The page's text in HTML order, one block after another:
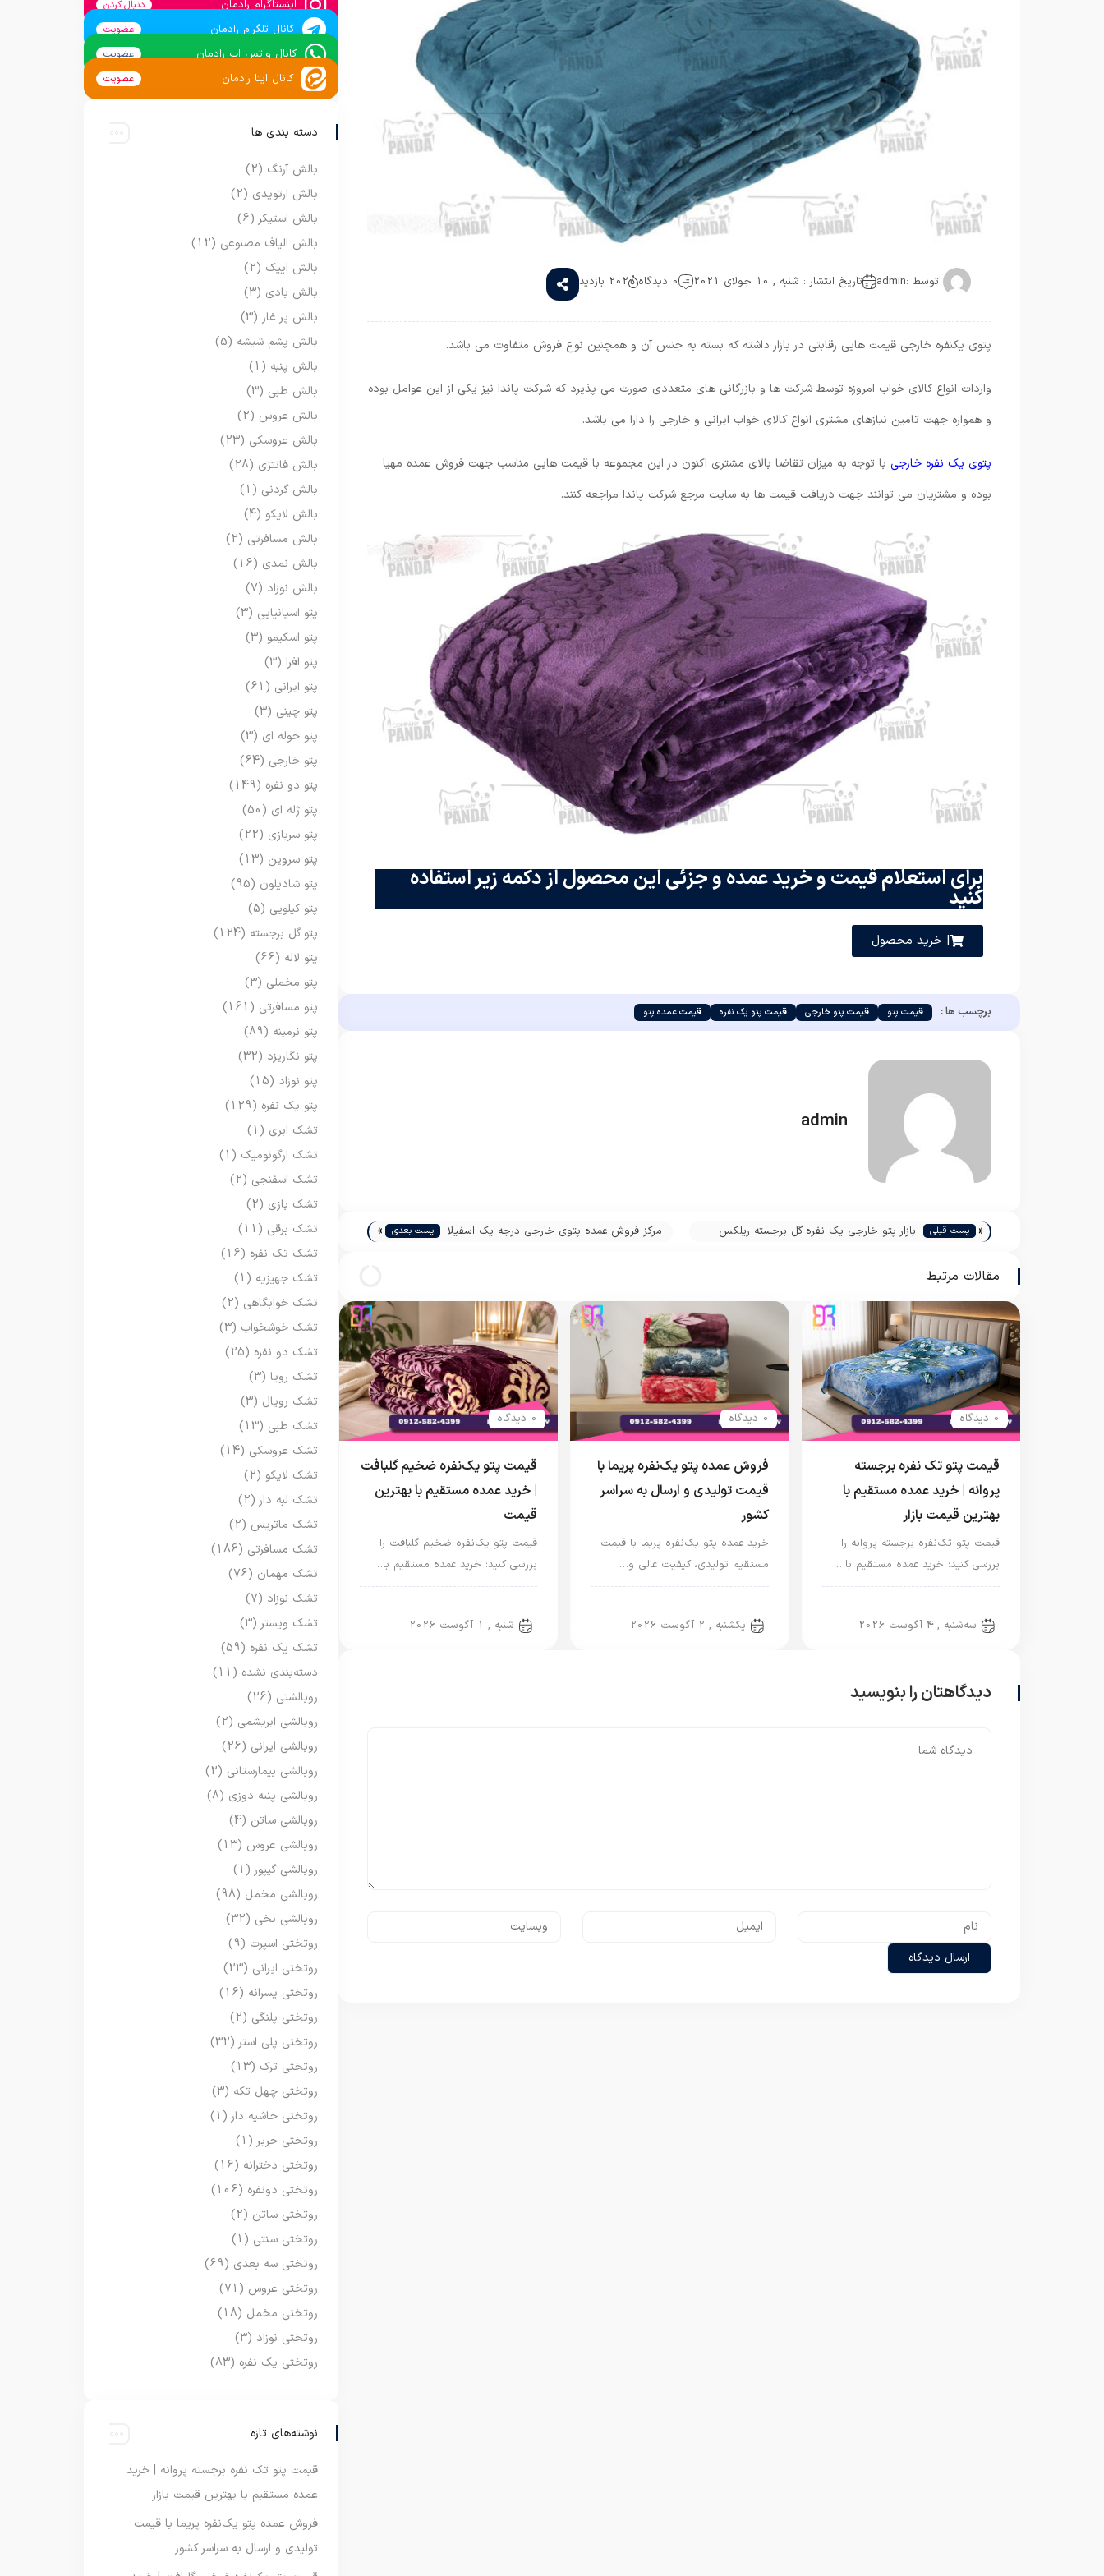
توسط :admin تاریخ انتشار : شنبه , 10 جولای 2021 0 دیدگاه 202 بازدید
پتوی یکنفره خارجی قیمت هایی رقابتی در بازار داشته که بسته به جنس آن و همچنین نوع فروش متفاوت می باشد.
واردات انواع کالای خواب امروزه توسط شرکت ها و بازرگانی های متعددی صورت می پذیرد که شرکت پاندا نیز یکی از این عوامل بوده
و همواره جهت تامین نیازهای مشتری انواع کالای خواب ایرانی و خارجی را دارا می باشد.
پتوی یک نفره خارجی با توجه به میزان تقاضا بالای مشتری اکنون در این مجموعه با قیمت هایی مناسب جهت فروش عمده مهیا
بوده و مشتریان می توانند جهت دریافت قیمت ها به سایت مرجع شرکت پاندا مراجعه کنند.
برای استعلام قیمت و خرید عمده و جزئی این محصول از دکمه زیر استفاده
کنید
| خرید محصول
برچسب ها : قیمت پتو قیمت پتو خارجی قیمت پتو یک نفره قیمت عمده پتو
admin
« پست قبلی بازار پتو خارجی یک نفره گل برجسته ریلکس مرکز فروش عمده پتوی خارجی درجه یک اسفیلا پست بعدی »
مقالات مرتبط
0 دیدگاه
قیمت پتو تک نفره برجسته
پروانه | خرید عمده مستقیم با
بهترین قیمت بازار
قیمت پتو تک‌نفره برجسته پروانه را
بررسی کنید؛ خرید عمده مستقیم با…
سه‌شنبه , 4 آگوست 2026
0 دیدگاه
فروش عمده پتو یک‌نفره پریما با
قیمت تولیدی و ارسال به سراسر
کشور
خرید عمده پتو یک‌نفره پریما با قیمت
مستقیم تولیدی، کیفیت عالی و…
یکشنبه , 2 آگوست 2026
0 دیدگاه
قیمت پتو یک‌نفره ضخیم گلبافت
| خرید عمده مستقیم با بهترین
قیمت
قیمت پتو یک‌نفره ضخیم گلبافت را
بررسی کنید؛ خرید عمده مستقیم با…
شنبه , 1 آگوست 2026
دیدگاهتان را بنویسید
اینستاگرام رادمان دنبال کردن
کانال تلگرام رادمان عضویت
کانال واتس اپ رادمان عضویت
کانال ایتا رادمان عضویت
دسته بندی ها
بالش آرنگ (2)
بالش ارتوپدی (2)
بالش استیکر (6)
بالش الیاف مصنوعی (12)
بالش ایپک (2)
بالش بادی (3)
بالش پر غاز (3)
بالش پشم شیشه (5)
بالش پنبه (1)
بالش طبی (3)
بالش عروس (2)
بالش عروسکی (23)
بالش فانتزی (28)
بالش گردنی (1)
بالش لایکو (4)
بالش مسافرتی (2)
بالش نمدی (16)
بالش نوزاد (7)
پتو اسپانیایی (3)
پتو اسکیمو (3)
پتو افرا (3)
پتو ایرانی (61)
پتو چینی (3)
پتو حوله ای (3)
پتو خارجی (64)
پتو دو نفره (149)
پتو ژله ای (50)
پتو سربازی (22)
پتو سروین (13)
پتو شادیلون (95)
پتو کیلویی (5)
پتو گل برجسته (124)
پتو لاله (66)
پتو مخملی (3)
پتو مسافرتی (161)
پتو نرمینه (89)
پتو نگاریزد (32)
پتو نوزاد (15)
پتو یک نفره (129)
تشک ابری (1)
تشک ارگونومیک (1)
تشک اسفنجی (2)
تشک بازی (2)
تشک برقی (11)
تشک تک نفره (16)
تشک جهیزیه (1)
تشک خوابگاهی (2)
تشک خوشخواب (3)
تشک دو نفره (25)
تشک رویا (3)
تشک رویال (3)
تشک طبی (13)
تشک عروسکی (14)
تشک لایکو (2)
تشک لبه دار (2)
تشک ماتریس (2)
تشک مسافرتی (186)
تشک مهمان (76)
تشک نوزاد (7)
تشک ویستر (3)
تشک یک نفره (59)
دسته‌بندی نشده (11)
روبالشتی (26)
روبالشی ابریشمی (2)
روبالشی ایرانی (26)
روبالشی بیمارستانی (2)
روبالشی پنبه دوزی (8)
روبالشی ساتن (4)
روبالشی عروس (13)
روبالشی گیپور (1)
روبالشی مخمل (98)
روبالشی نخی (32)
روتختی اسپرت (9)
روتختی ایرانی (23)
روتختی پسرانه (16)
روتختی پلنگی (2)
روتختی پلی استر (32)
روتختی ترک (13)
روتختی چهل تکه (3)
روتختی حاشیه دار (1)
روتختی حریر (1)
روتختی دخترانه (16)
روتختی دونفره (106)
روتختی ساتن (2)
روتختی سنتی (1)
روتختی سه بعدی (69)
روتختی عروس (71)
روتختی مخمل (18)
روتختی نوزاد (3)
روتختی یک نفره (83)
نوشته‌های تازه
قیمت پتو تک نفره برجسته پروانه | خرید
عمده مستقیم با بهترین قیمت بازار
فروش عمده پتو یک‌نفره پریما با قیمت
تولیدی و ارسال به سراسر کشور